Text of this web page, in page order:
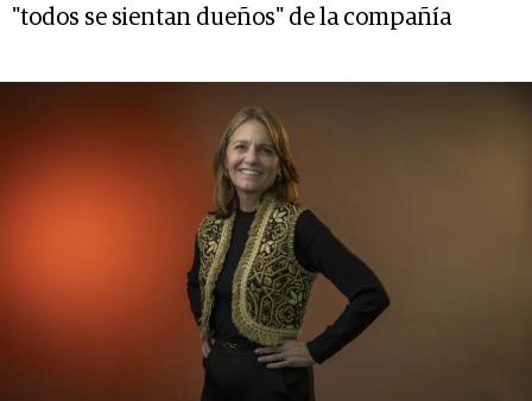
"todos se sientan dueños" de la compañía